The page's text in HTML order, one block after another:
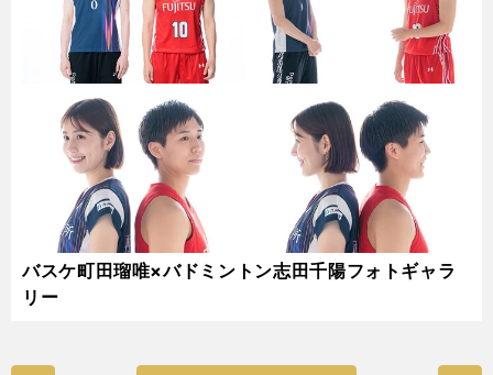
バスケ町田瑠唯×バドミントン志田千陽フォトギャラ
リー